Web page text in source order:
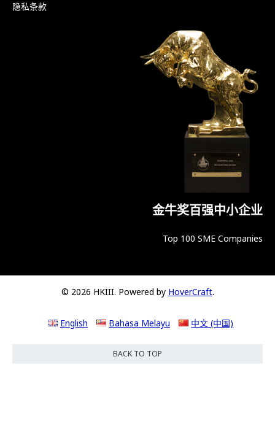
隐私条款
金牛奖百强中小企业
Top 100 SME Companies
© 2026 HKIII. Powered by HoverCraft.
English Bahasa Melayu 中文 (中国)
BACK TO TOP